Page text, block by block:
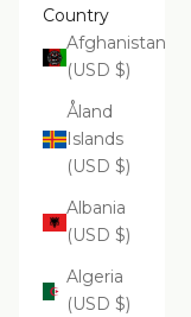
Country
Afghanistan
(USD $)
Åland
Islands
(USD $)
Albania
(USD $)
Algeria
(USD $)